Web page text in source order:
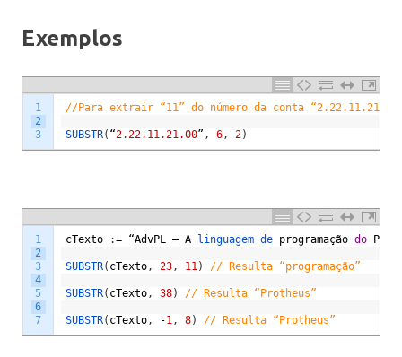
Exemplos
1
2
3
//Para extrair “11” do número da conta
SUBSTR( “2.22.11.21.00” , 6, 2)
1
2
3
4
5
6
7
cTexto := “AdvPL – A linguagem de programação do
SUBSTR( cTexto, 23, 11) // Resulta “programação”
SUBSTR( cTexto, 38) // Resulta “Protheus”
SUBSTR( cTexto, -1, 8) // Resulta “Protheus”